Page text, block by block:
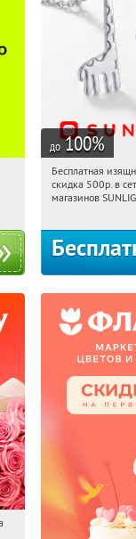
до 100%
12:01:37
Россия
Бесплатная
скидка 500р. в
магазинов